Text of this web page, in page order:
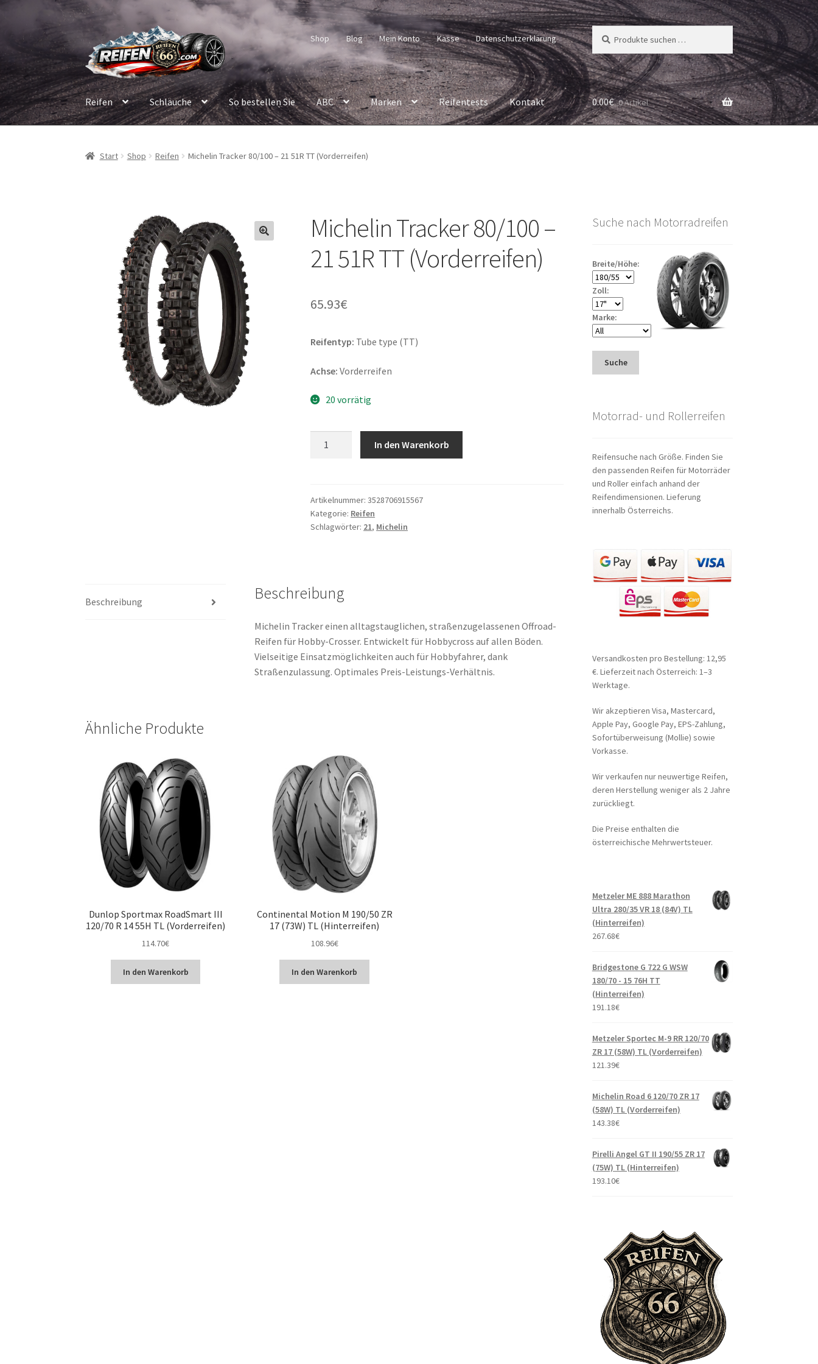
Navigation
springen
Inhalt
springen
Shop Blog Mein Konto Kasse Datenschutzerklärung
Suchen
nach:
Suchen
Reifen Schläuche So bestellen Sie ABC Marken Reifentests Kontakt 0.00€ 0 Artikel
Start Shop Reifen Michelin Tracker 80/100 – 21 51R TT (Vorderreifen)
Michelin Tracker 80/100 –
21 51R TT (Vorderreifen)
65.93€
Reifentyp: Tube type (TT)
Achse: Vorderreifen
20 vorrätig
21
51R
TT
In den Warenkorb
Artikelnummer:3528706915567
Kategorie: Reifen
Schlagwörter: 21, Michelin
Beschreibung Beschreibung
Michelin Tracker einen alltagstauglichen, straßenzugelassenen Offroad-
Reifen für Hobby-Crosser. Entwickelt für Hobbycross auf allen Böden.
Vielseitige Einsatzmöglichkeiten auch für Hobbyfahrer, dank
Straßenzulassung. Optimales Preis-Leistungs-Verhältnis.
Ähnliche Produkte
Dunlop Sportmax RoadSmart III
120/70 R 14 55H TL (Vorderreifen)
114.70€
In den Warenkorb
Continental Motion M 190/50 ZR
17 (73W) TL (Hinterreifen)
108.96€
In den Warenkorb
Suche nach Motorradreifen
Breite/Höhe:
Zoll:
Marke:
Suche
Motorrad- und Rollerreifen
Reifensuche nach Größe. Finden Sie
den passenden Reifen für Motorräder
und Roller einfach anhand der
Reifendimensionen. Lieferung
innerhalb Österreichs.
Versandkosten pro Bestellung: 12,95
€. Lieferzeit nach Österreich: 1–3
Werktage.
Wir akzeptieren Visa, Mastercard,
Apple Pay, Google Pay, EPS-Zahlung,
Sofortüberweisung (Mollie) sowie
Vorkasse.
Wir verkaufen nur neuwertige Reifen,
deren Herstellung weniger als 2 Jahre
zurückliegt.
Die Preise enthalten die
österreichische Mehrwertsteuer.
Metzeler ME 888 Marathon
Ultra 280/35 VR 18 (84V) TL
(Hinterreifen)
267.68€
Bridgestone G 722 G WSW
180/70 - 15 76H TT
(Hinterreifen)
191.18€
Metzeler Sportec M-9 RR 120/70
ZR 17 (58W) TL (Vorderreifen)
121.39€
Michelin Road 6 120/70 ZR 17
(58W) TL (Vorderreifen)
143.38€
Pirelli Angel GT II 190/55 ZR 17
(75W) TL (Hinterreifen)
193.10€